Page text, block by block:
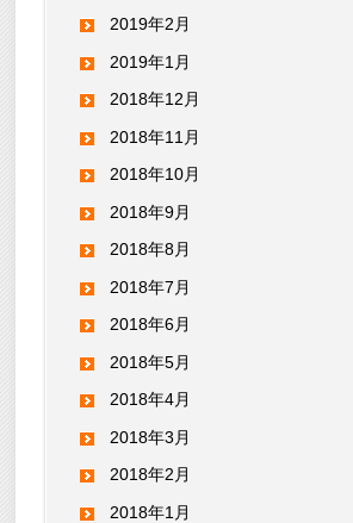
2019年2月
2019年1月
2018年12月
2018年11月
2018年10月
2018年9月
2018年8月
2018年7月
2018年6月
2018年5月
2018年4月
2018年3月
2018年2月
2018年1月